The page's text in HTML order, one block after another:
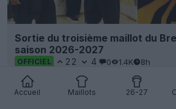
Accueil Maillots 26-27
Sortie du troisième maillot du
saison 2026-2027
OFFICIEL 22 4 0 1.4K 8h